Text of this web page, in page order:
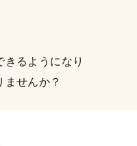
るようになり
せんか？